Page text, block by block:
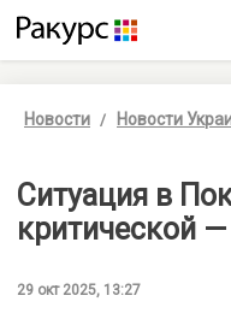
Новости Новости
Ситуация в
критической
29 окт 2025, 13:27